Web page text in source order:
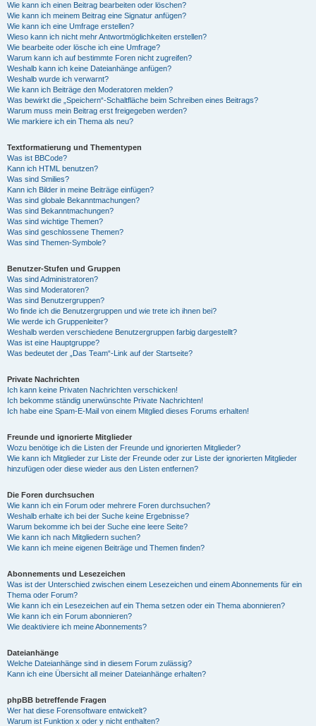
Wie kann ich einen Beitrag bearbeiten oder löschen?
Wie kann ich meinem Beitrag eine Signatur anfügen?
Wie kann ich eine Umfrage erstellen?
Wieso kann ich nicht mehr Antwortmöglichkeiten erstellen?
Wie bearbeite oder lösche ich eine Umfrage?
Warum kann ich auf bestimmte Foren nicht zugreifen?
Weshalb kann ich keine Dateianhänge anfügen?
Weshalb wurde ich verwarnt?
Wie kann ich Beiträge den Moderatoren melden?
Was bewirkt die „Speichern“-Schaltfläche beim Schreiben eines Beitrags?
Warum muss mein Beitrag erst freigegeben werden?
Wie markiere ich ein Thema als neu?
Textformatierung und Thementypen
Was ist BBCode?
Kann ich HTML benutzen?
Was sind Smilies?
Kann ich Bilder in meine Beiträge einfügen?
Was sind globale Bekanntmachungen?
Was sind Bekanntmachungen?
Was sind wichtige Themen?
Was sind geschlossene Themen?
Was sind Themen-Symbole?
Benutzer-Stufen und Gruppen
Was sind Administratoren?
Was sind Moderatoren?
Was sind Benutzergruppen?
Wo finde ich die Benutzergruppen und wie trete ich ihnen bei?
Wie werde ich Gruppenleiter?
Weshalb werden verschiedene Benutzergruppen farbig dargestellt?
Was ist eine Hauptgruppe?
Was bedeutet der „Das Team“-Link auf der Startseite?
Private Nachrichten
Ich kann keine Privaten Nachrichten verschicken!
Ich bekomme ständig unerwünschte Private Nachrichten!
Ich habe eine Spam-E-Mail von einem Mitglied dieses Forums erhalten!
Freunde und ignorierte Mitglieder
Wozu benötige ich die Listen der Freunde und ignorierten Mitglieder?
Wie kann ich Mitglieder zur Liste der Freunde oder zur Liste der ignorierten Mitglieder
hinzufügen oder diese wieder aus den Listen entfernen?
Die Foren durchsuchen
Wie kann ich ein Forum oder mehrere Foren durchsuchen?
Weshalb erhalte ich bei der Suche keine Ergebnisse?
Warum bekomme ich bei der Suche eine leere Seite?
Wie kann ich nach Mitgliedern suchen?
Wie kann ich meine eigenen Beiträge und Themen finden?
Abonnements und Lesezeichen
Was ist der Unterschied zwischen einem Lesezeichen und einem Abonnements für ein
Thema oder Forum?
Wie kann ich ein Lesezeichen auf ein Thema setzen oder ein Thema abonnieren?
Wie kann ich ein Forum abonnieren?
Wie deaktiviere ich meine Abonnements?
Dateianhänge
Welche Dateianhänge sind in diesem Forum zulässig?
Kann ich eine Übersicht all meiner Dateianhänge erhalten?
phpBB betreffende Fragen
Wer hat diese Forensoftware entwickelt?
Warum ist Funktion x oder y nicht enthalten?